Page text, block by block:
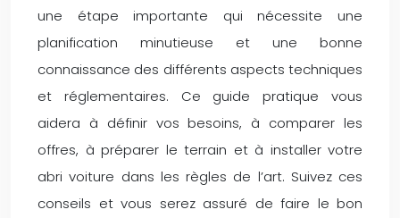
une étape importante qui nécessite une
planification minutieuse et une bonne
connaissance des différents aspects techniques
et réglementaires. Ce guide pratique vous
aidera à définir vos besoins, à comparer les
offres, à préparer le terrain et à installer votre
abri voiture dans les règles de l’art. Suivez ces
conseils et vous serez assuré de faire le bon